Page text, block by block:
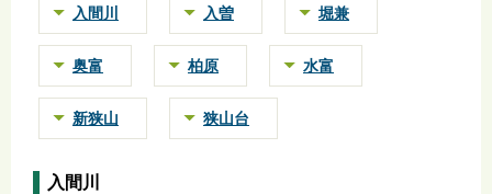
入間川 入曽 堀兼
奥富 柏原 水富
新狭山 狭山台
入間川